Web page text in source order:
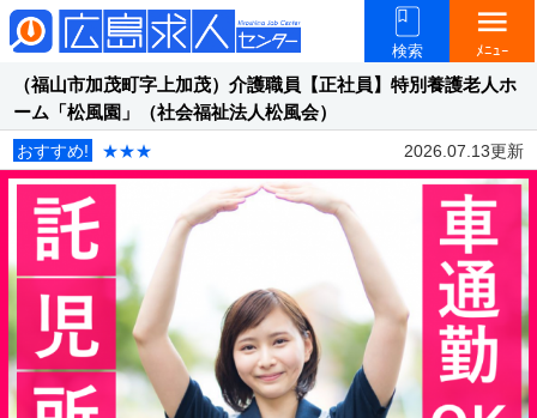
検索
menu
ﾒﾆｭｰ
（福山市加茂町字上加茂）介護職員【正社員】特別養護老人ホ
ーム「松風園」（社会福祉法人松風会）
おすすめ! ★★★ 2026.07.13更新